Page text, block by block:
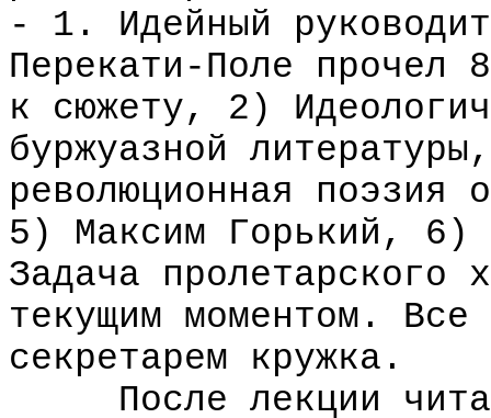
- 1. Идейный
Перекати-Поле
к сюжету, 2)
буржуазной
революционная
5) Максим Горький,
Задача пролетарского
текущим моментом. Все
секретарем кружка.
После лекции